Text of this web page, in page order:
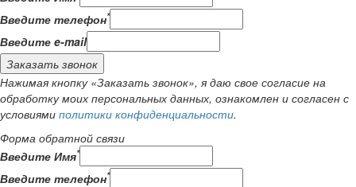
Введите телефон*
Введите e-mail
Заказать звонок
Нажимая кнопку «Заказать звонок», я даю свое согласие на
обработку моих персональных данных, ознакомлен и согласен с
условиями политики конфиденциальности.
Форма обратной связи
Введите Имя*
Введите телефон*